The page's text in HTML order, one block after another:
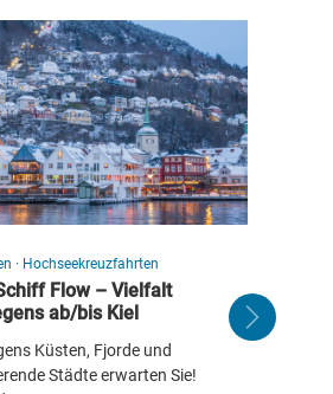
· Hochseekreuzfahrten
Flow – Vielfalt
ab/bis Kiel
Küsten, Fjorde und
Städte erwarten Sie!